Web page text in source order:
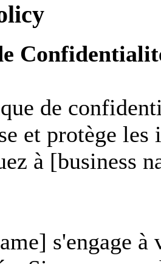
de
et protège les
à [business
s'engage